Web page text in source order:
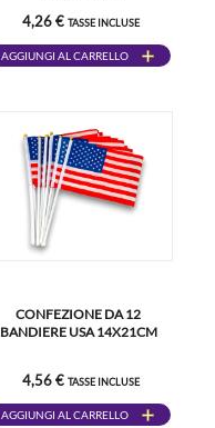
4,26 € TASSE INCLUSE
AGGIUNGI AL CARRELLO
CONFEZIONE DA 12
BANDIERE USA 14X21CM
4,56 € TASSE INCLUSE
AGGIUNGI AL CARRELLO